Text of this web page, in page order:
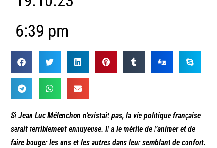
6:39 pm
Si Jean Luc Mélenchon n’existait pas, la vie politique française
serait terriblement ennuyeuse. Il a le mérite de l’animer et de
faire bouger les uns et les autres dans leur semblant de confort.